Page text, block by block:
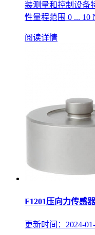
装测量和控制设备
性量程范围 0 ... 10
阅读详情
F1201压向力传感器
更新时间：2024-